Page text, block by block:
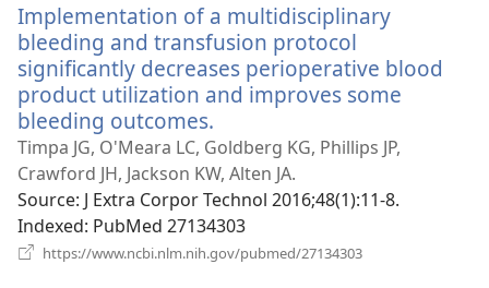
вікні)
Implementation of a multidisciplinary
bleeding and transfusion protocol
significantly decreases perioperative blood
product utilization and improves some
bleeding outcomes.
у
новому
вікні)
Timpa JG, O'Meara LC, Goldberg KG, Phillips JP,
Crawford JH, Jackson KW, Alten JA.
Source‎: J Extra Corpor Technol 2016;48(1):11-8.
Indexed‎: PubMed 27134303
https://www.ncbi.nlm.nih.gov/pubmed/27134303